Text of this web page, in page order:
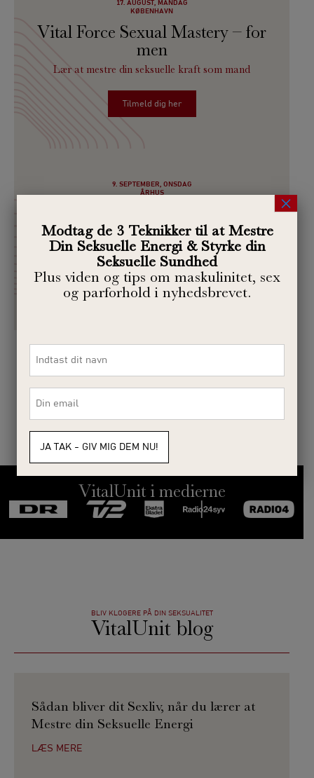
17. AUGUST, MANDAG
KØBENHAVN
Vital Force Sexual Mastery – for
men
Lær at mestre din seksuelle kraft som mand
Tilmeld dig her
9. SEPTEMBER, ONSDAG
ÅRHUS
men
Lær at mestre din seksuelle kraft som mand.
Tilmeld dig her
Se alle kurser her
VitalUnit i medierne
BLIV KLOGERE PÅ DIN SEKSUALITET
VitalUnit blog
Sådan bliver dit Sexliv, når du lærer at
Mestre din Seksuelle Energi
LÆS MERE
Modtag de 3 Teknikker til at Mestre
Din Seksuelle Energi & Styrke din
Seksuelle Sundhed
Plus viden og tips om maskulinitet, sex
og parforhold i nyhedsbrevet.
mail
*
×